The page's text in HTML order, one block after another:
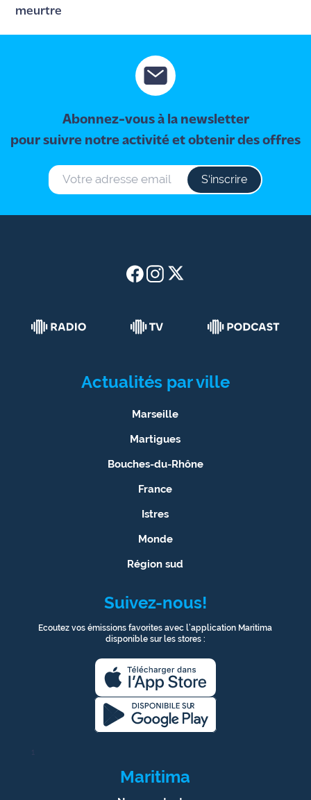
meurtre
Abonnez-vous à la newsletter
pour suivre notre activité et obtenir des offres
S‘inscrire
Actualités par ville
Marseille
Martigues
Bouches-du-Rhône
France
Istres
Monde
Région sud
Suivez-nous!
Ecoutez vos émissions favorites avec l’application Maritima
disponible sur les stores :
1
Maritima